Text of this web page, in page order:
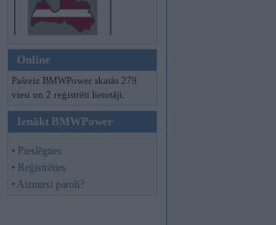
Online
Pašreiz BMWPower skatās 279
viesi un 2 reģistrēti lietotāji.
Ienākt BMWPower
• Pieslēgties
• Reģistrēties
• Aizmirsi paroli?